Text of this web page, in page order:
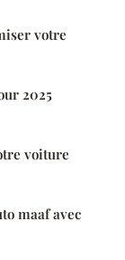
votre
2025
voiture
maaf avec